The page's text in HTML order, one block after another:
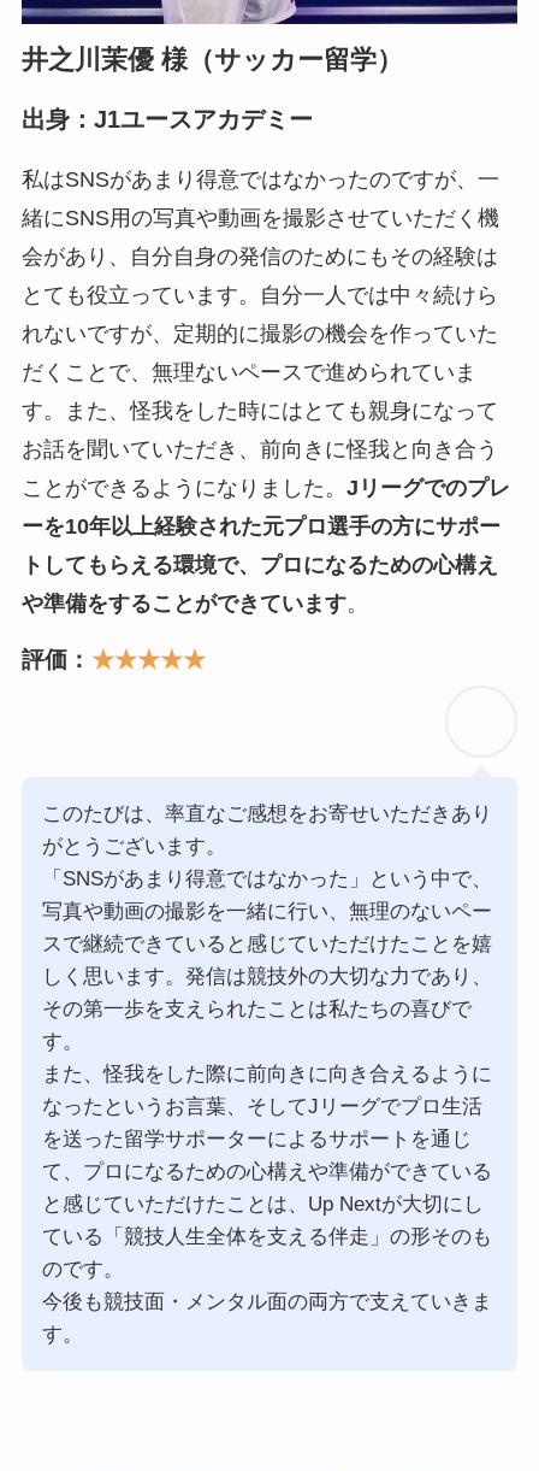
井之川茉優 様（サッカー留学）
出身：J1ユースアカデミー
私はSNSがあまり得意ではなかったのですが、一
緒にSNS用の写真や動画を撮影させていただく機
会があり、自分自身の発信のためにもその経験は
とても役立っています。自分一人では中々続けら
れないですが、定期的に撮影の機会を作っていた
だくことで、無理ないペースで進められていま
す。また、怪我をした時にはとても親身になって
お話を聞いていただき、前向きに怪我と向き合う
ことができるようになりました。 Jリーグでのプレ
ーを10年以上経験された元プロ選手の方にサポー
トしてもらえる環境で、プロになるための心構え
や準備をすることができています。
評価： ★★★★★
このたびは、率直なご感想をお寄せいただきあり
がとうございます。
「SNSがあまり得意ではなかった」という中で、
写真や動画の撮影を一緒に行い、無理のないペー
スで継続できていると感じていただけたことを嬉
しく思います。発信は競技外の大切な力であり、
その第一歩を支えられたことは私たちの喜びで
す。
また、怪我をした際に前向きに向き合えるように
なったというお言葉、そしてJリーグでプロ生活
を送った留学サポーターによるサポートを通じ
て、プロになるための心構えや準備ができている
と感じていただけたことは、Up Nextが大切にし
ている「競技人生全体を支える伴走」の形そのも
のです。
今後も競技面・メンタル面の両方で支えていきま
す。